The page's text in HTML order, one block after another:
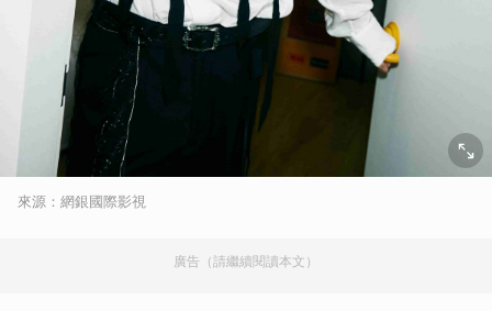
來源：網銀國際影視
廣告（請繼續閱讀本文）